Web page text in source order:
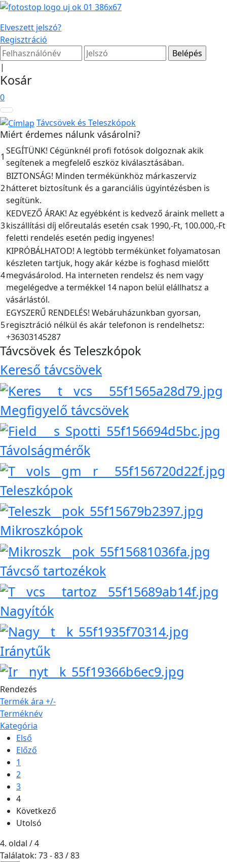
Elveszett jelszó?
Regisztráció
|
Kosár
0
Távcsövek és Teleszkópok
Miért érdemes nálunk vásárolni?
1
SEGÍTÜNK! Cégünknél profi fotósok dolgoznak akik
segítenek a megfelelő eszköz kiválasztásában.
2
BIZTONSÁG! Minden termékünkhöz márkaszerviz
hátteret biztosítunk és a garanciális ügyintézésben is
segítünk.
3
KEDVEZŐ ÁRAK! Az egyébként is kedvező áraink mellett a
kiszállítási díj előreutalás esetén csak 1990,-Ft, 100.000,-Ft
feletti rendelés esetén pedig ingyenes!
4
KIPRÓBÁLHATOD! A legtöbb termékünket folyamatosan
készleten tartjuk, hogy akár kézbe is foghasd mielőtt
megvásárolod. Ha interneten rendelsz és nem vagy
megelégedve a termékkel 14 napon belül elállhatsz a
vásárlástól.
5
EGYSZERŰ RENDELÉS! Webáruházunkban gyorsan,
regisztráció nélkül és akár telefonon is rendelhetsz:
+36303145287
Távcsövek és Teleszkópok
Kereső távcsövek
Megfigyelő távcsövek
Távolságmérők
Teleszkópok
Mikroszkópok
Távcső tartozékok
Nagyítók
Iránytűk
Rendezés
Termék ára +/-
Terméknév
Kategória
Első
Előző
1
2
3
4
Következő
Utolsó
4. oldal / 4
Találatok: 73 - 83 / 83